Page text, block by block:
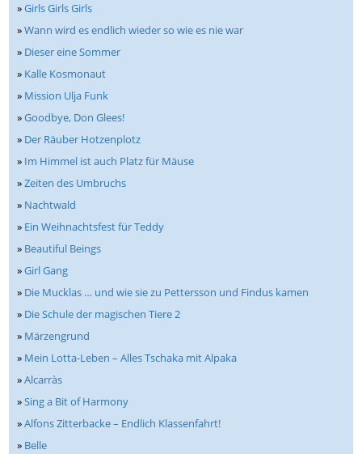
»Girls Girls Girls
»Wann wird es endlich wieder so wie es nie war
» Dieser eine Sommer
» Kalle Kosmonaut
» Mission Ulja Funk
»Goodbye, Don Glees!
» Der Räuber Hotzenplotz
» Im Himmel ist auch Platz für Mäuse
»Zeiten des Umbruchs
» Nachtwald
» Ein Weihnachtsfest für Teddy
» Beautiful Beings
»Girl Gang
» Die Mucklas … und wie sie zu Pettersson und Findus kamen
» Die Schule der magischen Tiere 2
» Märzengrund
» Mein Lotta-Leben – Alles Tschaka mit Alpaka
»Alcarràs
»Sing a Bit of Harmony
»Alfons Zitterbacke – Endlich Klassenfahrt!
» Belle